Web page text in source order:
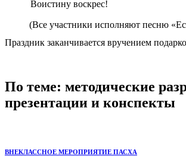
Воистину воскрес!
(Все участники исполняют песню
Праздник заканчивается вручением
По теме: методические
презентации и конспекты
ВНЕКЛАССНОЕ МЕРОПРИЯТИЕ ПАСХА